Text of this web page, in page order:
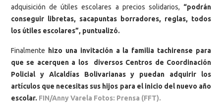
adquisición de útiles escolares a precios solidarios, “podrán
conseguir libretas, sacapuntas borradores, reglas, todos
los útiles escolares”, puntualizó.
Finalmente
hizo una invitación a la familia tachirense para
que se acerquen a los diversos Centros de Coordinación
Policial y Alcaldías Bolivarianas y puedan adquirir los
artículos que necesitas sus hijos para el inicio del nuevo año
escolar. FIN/Anny Varela Fotos: Prensa (FFT).